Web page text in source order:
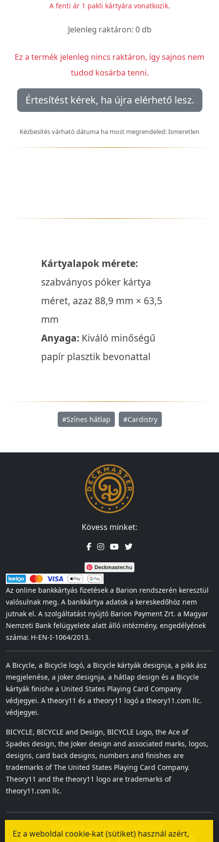
A fenti ár 1 pakli kártyára vonatkozik.
Jelenleg raktáron: 0 db
Ez a termék jelenleg nincs raktáron, így sajnos nem
tudod kosárba tenni.
Értesítést kérek, ha újra elérhető lesz.
Kézbesítés várható dátuma ha most megrendeled: Ismeretlen
Kártyalapok mérete:
szabványos póker kártya
méret, azaz 88,9 mm × 63,5
mm
Anyaga: Kiváló minőségű
papír plasztik bevonattal
#Színes hátlap #Cardistry
Kövess minket:
Deckmaster.hu
Az online bankkártyás fizetések a Barion rendszerén keresztül
valósulnak meg. A bankkártya adatok a kereskedőhöz nem
jutnak el. A szolgáltatást nyújtó Barion Payment Zrt. a Magyar
Nemzeti Bank felügyelete alatt álló intézmény, engedélyének
száma: H-EN-I-1064/2013.
A Bicycle, a Bicycle logó, a Bicycle kártyák designja, a pikk ász
megjelenése, a joker designja, a hátlap design és a Bicycle
kártyák finishe a United States Playing Card Company
védjegyei. A theory11 és a theory11 logó a theory11.com llc.
védjegyei.
BICYCLE, BICYCLE and Design, BICYCLE Logo, the Ace of
Spades design, the Joker design and associated marks, logos,
designs, card back designs, numbers and finishes are
trademarks of The United States Playing Card Company.
Theory11 and the theory11 logo are trademarks of
theory11.com llc.
Adatvédelmi Tájékoztató
Elállás a szerződéstől
Ez a weboldal cookie-kat (sütiket) használ azért,